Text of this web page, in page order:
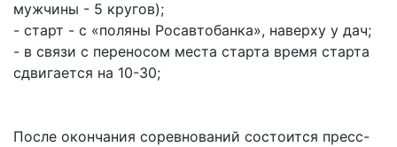
мужчины - 5 кругов);
- старт - с «поляны Росавтобанка», наверху у дач;
- в связи с переносом места старта время старта
сдвигается на 10-30;
После окончания соревнований состоится пресс-